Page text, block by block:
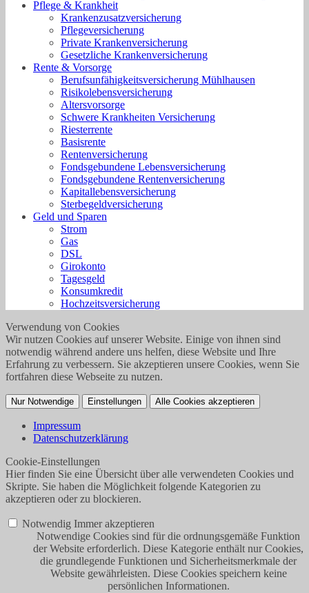
Pflege & Krankheit
Krankenzusatzversicherung
Pflegeversicherung
Private Krankenversicherung
Gesetzliche Krankenversicherung
Rente & Vorsorge
Berufs­unfähigkeitsversicherung Mühlhausen
Risikolebensversicherung
Altersvorsorge
Schwere Krankheiten Versicherung
Riesterrente
Basisrente
Rentenversicherung
Fondsgebundene Lebensversicherung
Fondsgebundene Rentenversicherung
Kapitallebensversicherung
Sterbegeldversicherung
Geld und Sparen
Strom
Gas
DSL
Girokonto
Tagesgeld
Konsumkredit
Hochzeitsversicherung
Verwendung von Cookies
Wir nutzen Cookies auf unserer Website. Einige von ihnen sind
notwendig während andere uns helfen, diese Website und Ihre
Erfahrung zu verbessern. Sie akzeptieren unsere Cookies, wenn Sie
fortfahren diese Webseite zu nutzen.
Nur Notwendige Einstellungen Alle Cookies akzeptieren
Impressum
Datenschutzerklärung
Cookie-Einstellungen
Hier finden Sie eine Übersicht über alle verwendeten Cookies und
Skripte. Sie haben die Möglichkeit folgende Kategorien zu
akzeptieren oder zu blockieren.
Notwendig Immer akzeptieren
Notwendige Cookies sind für die ordnungsgemäße Funktion
der Website erforderlich. Diese Kategorie enthält nur Cookies,
die grundlegende Funktionen und Sicherheitsmerkmale der
Website gewährleisten. Diese Cookies speichern keine
persönlichen Informationen.